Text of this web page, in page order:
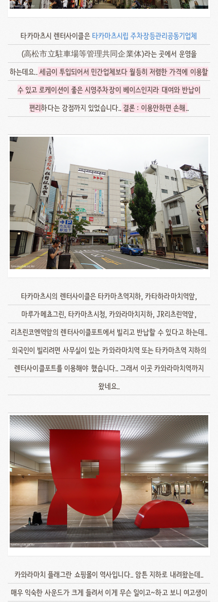
타카마츠시 렌터사이클은 타카마츠시립 주차장등관리공동기업체
(高松市立駐車場等管理共同企業体)라는 곳에서 운영을
하는데요..세금이 투입되어서 민간업체보다 월등히 저렴한 가격에 이용할
수 있고 로케이션이 좋은 시영주차장이 베이스인지라 대여와 반납이
편리하다는 강점까지 있었습니다.. 결론 : 이용안하면 손해..
타카마츠시의 렌터사이클은 타카마츠역지하, 카타하라마치역앞,
마루가메쵸그린, 타카마츠시청, 카와라마치지하, JR리츠린역앞,
리츠린코엔역앞의 렌터사이클포트에서 빌리고 반납할 수 있다고 하는데..
외국인이 빌리려면 사무실이 있는 카와라마치역 또는 타카마츠역 지하의
렌터사이클포트를 이용해야 했습니다.. 그래서 이곳 카와라마치역까지
왔네요..
카와라마치 플래그란 쇼핑몰이 역사입니다.. 암튼 지하로 내려왔는데..
매우 익숙한 사운드가 크게 들려서 이게 무슨 일이고~하고 보니 여고생이